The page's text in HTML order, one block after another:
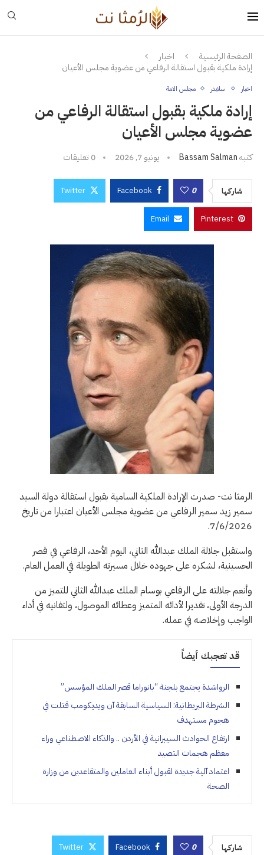
الصفحة الرئيسية
اخبار
إرادة ملكية بقبول استقالة الرفاعي من عضوية مجلس الأعيان
اخبار سلايدر مجلس الامة
إرادة ملكية بقبول استقالة الرفاعي من
عضوية مجلس الأعيان
كتبهBassam Salman يونيو 7, 2026 0 تعليقات
شاركها 0
Facebook
Twitter
Pinterest
Email
الرمثا نت- صدرت الإرادة الملكية السامية بقبول استقالة دولة السيد
سمير زيد سمير الرفاعي من عضوية مجلس الأعيان اعتبارا من تاريخ
7/6/2026.
واستقبل جلالة الملك عبدﷲ الثاني، اليوم الأحد، الرفاعي في قصر
الحسينية، لشكره على جهوده خلال مسيرته الطويلة في العمل العام.
وأنعم جلالته على الرفاعي بوسام الملك عبدﷲ الثاني للتميز من
الدرجة الأولى، تقديرا لأدائه المتميز وعطائه الموصول، ولتفانيه في أداء
الواجب وإخلاصه في عمله.
قد تعجبك أيضاً
الرواشدة يجتمع بلجنة “بانوراما قصر الملك المؤسس”
الشرطة البريطانية: السياسية السابقة آن ويديكومب قتلت في
هجوم مستهدف
ارتفاع الحوادث السيبرانية في الأردن .. والذكاء الاصطناعي وراء
معظم هجمات التصيد
اعتماد آلية جديدة لقبول أبناء العاملين والمتقاعدين من وزارة
الصحة
شاركها 0
Facebook
Twitter